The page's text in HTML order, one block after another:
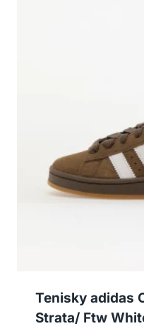
Tenisky adidas
Strata/ Ftw